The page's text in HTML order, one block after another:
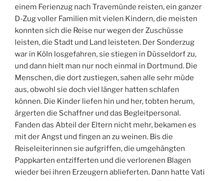
einem Ferienzug nach Travemünde reisten, ein ganzer
D-Zug voller Familien mit vielen Kindern, die meisten
konnten sich die Reise nur wegen der Zuschüsse
leisten, die Stadt und Land leisteten. Der Sonderzug
war in Köln losgefahren, sie stiegen in Düsseldorf zu,
und dann hielt man nur noch einmal in Dortmund. Die
Menschen, die dort zustiegen, sahen alle sehr müde
aus, obwohl sie doch viel länger hatten schlafen
können. Die Kinder liefen hin und her, tobten herum,
ärgerten die Schaffner und das Begleitpersonal.
Fanden das Abteil der Eltern nicht mehr, bekamen es
mit der Angst und fingen an zu weinen. Bis die
Reiseleiterinnen sie aufgriffen, die umgehängten
Pappkarten entzifferten und die verlorenen Blagen
wieder bei ihren Erzeugern ablieferten. Dann hatte Vati